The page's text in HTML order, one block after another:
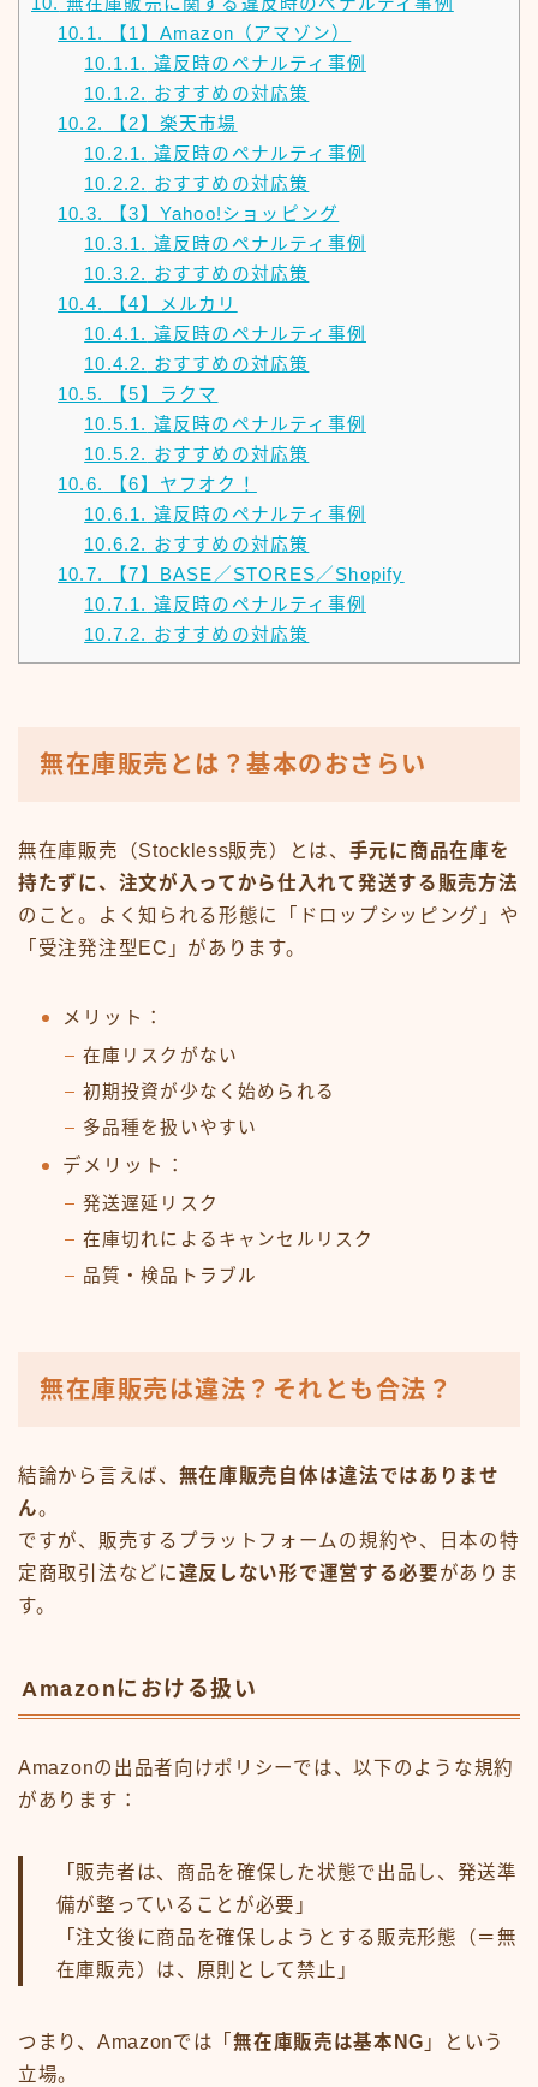
10.1.
【1】Amazon（アマゾン）
10.1.1. 違反時のペナルティ事例
10.1.2. おすすめの対応策
10.2.
【2】楽天市場
10.2.1. 違反時のペナルティ事例
10.2.2. おすすめの対応策
10.3.
【3】Yahoo!ショッピング
10.3.1. 違反時のペナルティ事例
10.3.2. おすすめの対応策
10.4.
【4】メルカリ
10.4.1. 違反時のペナルティ事例
10.4.2. おすすめの対応策
10.5.
【5】ラクマ
10.5.1. 違反時のペナルティ事例
10.5.2. おすすめの対応策
10.6.
【6】ヤフオク！
10.6.1. 違反時のペナルティ事例
10.6.2. おすすめの対応策
10.7.
【7】BASE／STORES／Shopify
10.7.1. 違反時のペナルティ事例
10.7.2. おすすめの対応策
無在庫販売とは？基本のおさらい
無在庫販売（Stockless販売）とは、 手元に商品在庫を
持たずに、注文が入ってから仕入れて発送する販売方法
のこと。よく知られる形態に「ドロップシッピング」や
「受注発注型EC」があります。
メリット：
在庫リスクがない
初期投資が少なく始められる
多品種を扱いやすい
デメリット：
発送遅延リスク
在庫切れによるキャンセルリスク
品質・検品トラブル
無在庫販売は違法？それとも合法？
結論から言えば、 無在庫販売自体は違法ではありませ
ん。
ですが、販売するプラットフォームの規約や、日本の特
定商取引法などに違反しない形で運営する必要がありま
す。
Amazonにおける扱い
Amazonの出品者向けポリシーでは、以下のような規約
があります：
「販売者は、商品を確保した状態で出品し、発送準
備が整っていることが必要」
「注文後に商品を確保しようとする販売形態（＝無
在庫販売）は、原則として禁止」
つまり、Amazonでは「無在庫販売は基本NG 」という
立場。